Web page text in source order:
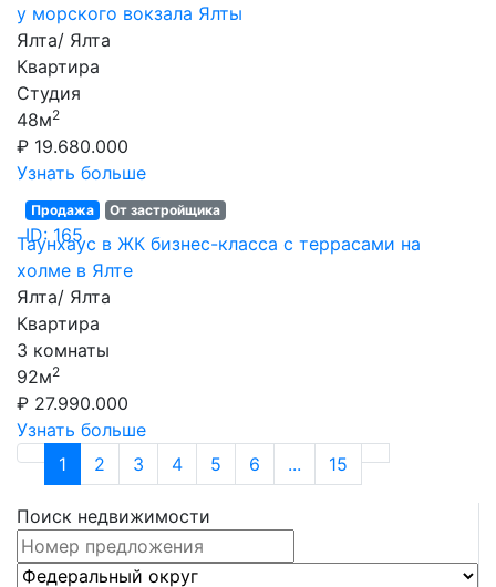
у морского вокзала Ялты
Ялта/ Ялта
Квартира
Студия
48м2
₽ 19.680.000
Узнать больше
Продажа От застройщика
ID: 165
Таунхаус в ЖК бизнес-класса с террасами на
холме в Ялте
Ялта/ Ялта
Квартира
3 комнаты
92м2
₽ 27.990.000
Узнать больше
1
2 3 4 5 6 ... 15
Поиск недвижимости